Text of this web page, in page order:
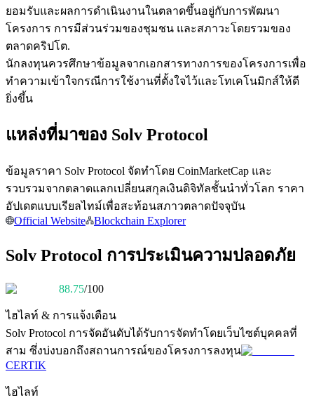
การวิเคราะห์ข้อมูลขนาดใหญ่ รวมถึงข้อมูลการค้า ฯลฯ
แนะนำ
คู่มือเริ่มต้นฟิวเจอร์ส
ยอมรับและผลการดำเนินงานในตลาดขึ้นอยู่กับการพัฒนา
โครงการ การมีส่วนร่วมของชุมชน และสภาวะโดยรวมของ
ตลาดคริปโต.
นักลงทุนควรศึกษาข้อมูลจากเอกสารทางการของโครงการเพื่อ
ทำความเข้าใจกรณีการใช้งานที่ตั้งใจไว้และโทเคโนมิกส์ให้ดี
ยิ่งขึ้น
แหล่งที่มาของ Solv Protocol
ข้อมูลราคา Solv Protocol จัดทำโดย CoinMarketCap และ
รวบรวมจากตลาดแลกเปลี่ยนสกุลเงินดิจิทัลชั้นนำทั่วโลก ราคา
อัปเดตแบบเรียลไทม์เพื่อสะท้อนสภาวตลาดปัจจุบัน
Official Website
Blockchain Explorer
Solv Protocol การประเมินความปลอดภัย
88.75/100
ไฮไลท์ & การแจ้งเตือน
Solv Protocol การจัดอันดับได้รับการจัดทำโดยเว็บไซต์บุคคลที่
สาม ซึ่งบ่งบอกถึงสถานการณ์ของโครงการลงทุน
CERTIK
ไฮไลท์